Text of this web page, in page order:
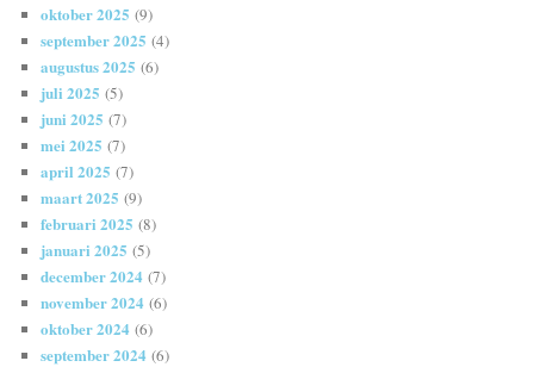
oktober 2025 (9)
september 2025 (4)
augustus 2025 (6)
juli 2025 (5)
juni 2025 (7)
mei 2025 (7)
april 2025 (7)
maart 2025 (9)
februari 2025 (8)
januari 2025 (5)
december 2024 (7)
november 2024 (6)
oktober 2024 (6)
september 2024 (6)